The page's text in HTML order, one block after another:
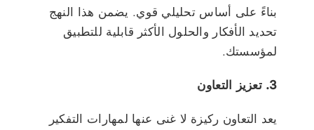
بناءً على أساس تحليلي قوي. يضمن هذا النهج
تحديد الأفكار والحلول الأكثر قابلية للتطبيق
لمؤسستك.
3. تعزيز التعاون
يعد التعاون ركيزة لا غنى عنها لمهارات التفكير